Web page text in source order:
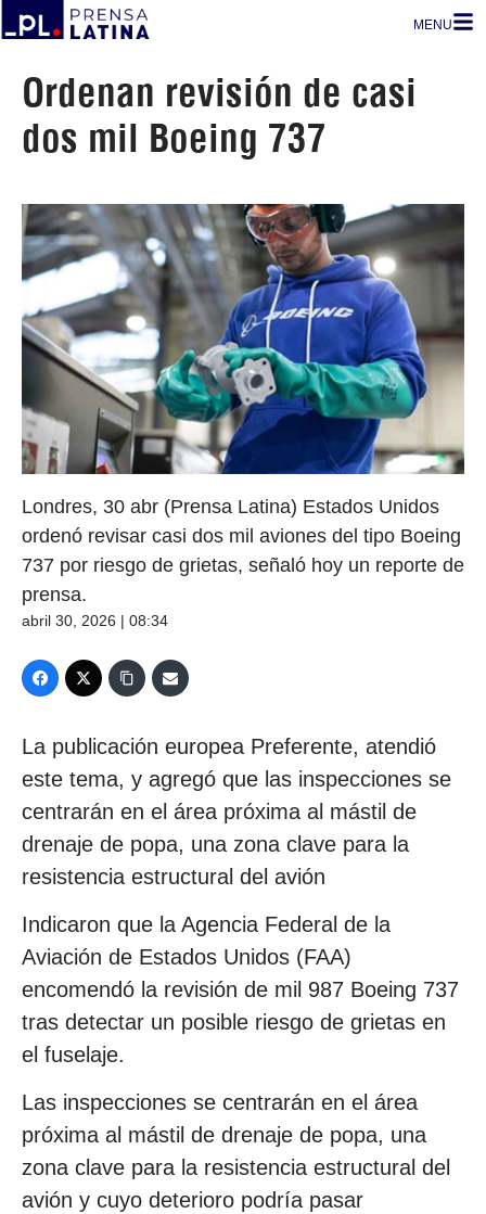
MENU
Ordenan revisión de casi
dos mil Boeing 737
Londres, 30 abr (Prensa Latina) Estados Unidos
ordenó revisar casi dos mil aviones del tipo Boeing
737 por riesgo de grietas, señaló hoy un reporte de
prensa.
abril 30, 2026 | 08:34
La publicación europea Preferente, atendió
este tema, y agregó que las inspecciones se
centrarán en el área próxima al mástil de
drenaje de popa, una zona clave para la
resistencia estructural del avión
Indicaron que la Agencia Federal de la
Aviación de Estados Unidos (FAA)
encomendó la revisión de mil 987 Boeing 737
tras detectar un posible riesgo de grietas en
el fuselaje.
Las inspecciones se centrarán en el área
próxima al mástil de drenaje de popa, una
zona clave para la resistencia estructural del
avión y cuyo deterioro podría pasar